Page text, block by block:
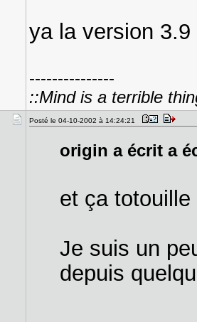
ya la version
---------------
::Mind is a terrible
Posté le 04-10-2002 à 14:24:21
origin a écrit a
et ça
Je suis un
depuis